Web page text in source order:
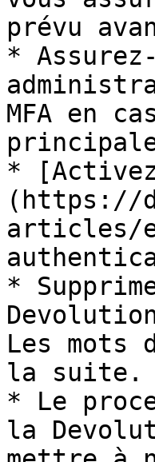
prévu
*
MFA en
*
(https://
articles/
*
Les
la suite.
* Le
la